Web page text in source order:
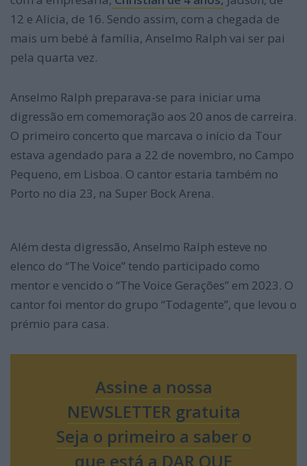
12 e Alicia, de 16. Sendo assim, com a chegada de
mais um bebé à família, Anselmo Ralph vai ser pai
pela quarta vez.
Anselmo Ralph preparava-se para iniciar uma
digressão em comemoração aos 20 anos de carreira.
O primeiro concerto que marcava o início da Tour
estava agendado para a 22 de novembro, no Campo
Pequeno, em Lisboa. O cantor estaria também no
Porto no dia 23, na Super Bock Arena.
Além desta digressão, Anselmo Ralph esteve no
elenco do “The Voice” tendo participado como
mentor e vencido o “The Voice Gerações” em 2023. O
cantor foi mentor do grupo “Todagente”, que levou o
prémio para casa.
Assine a nossa
NEWSLETTER gratuita
Seja o primeiro a saber o
que está a DAR QUE